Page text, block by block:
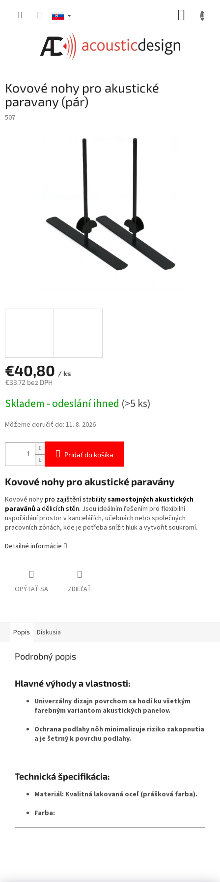
Kovové nohy pro akustické
paravany (pár)
507
€40,80 / ks
€33,72 bez DPH
cena:
Skladem - odeslání ihned (>5 ks)
Môžeme doručiť do: 11. 8. 2026
Pridať do košíka
Kovové nohy pro akustické paravány
Kovové nohypro zajištění stabilitysamostojných akustických
paravánů a dělicích stěn. Jsou ideálním řešením pro flexibilní
uspořádání prostor v kancelářích, učebnách nebo společných
pracovních zónách, kde je potřeba snížit hluk a vytvořit soukromí.
Detailné informácie
OPÝTAŤ SA ZDIEĽAŤ
Popis Diskusia
Podrobný popis
Hlavné výhody a vlastnosti:
Univerzálny dizajn povrchom sa hodí ku všetkým
farebným variantom akustických panelov.
Ochrana podlahy nôh minimalizuje riziko zakopnutia
a je šetrný k povrchu podlahy.
Technická špecifikácia:
Materiál: Kvalitná lakovaná oceľ (prášková farba).
Farba: